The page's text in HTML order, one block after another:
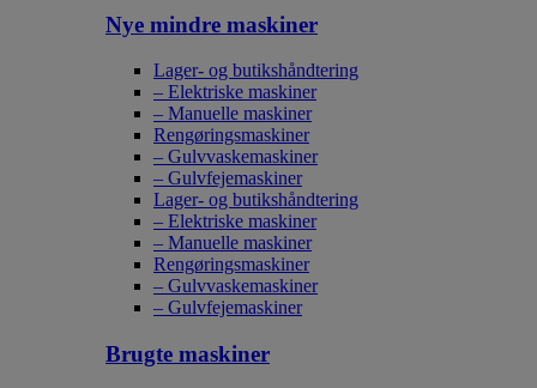
Nye mindre maskiner
Lager- og butikshåndtering
– Elektriske maskiner
– Manuelle maskiner
Rengøringsmaskiner
– Gulvvaskemaskiner
– Gulvfejemaskiner
Lager- og butikshåndtering
– Elektriske maskiner
– Manuelle maskiner
Rengøringsmaskiner
– Gulvvaskemaskiner
– Gulvfejemaskiner
Brugte maskiner